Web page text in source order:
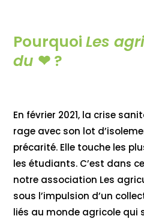
PourquoiLes
du ❤ ?
En février 2021, la crise
rage avec son lot
précarité. Elle touche les
les étudiants. C’est dans
notre association Les
sous l’impulsion d’un
liés au monde agricole qui